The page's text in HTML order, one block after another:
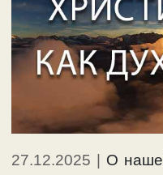
27.12.2025
О